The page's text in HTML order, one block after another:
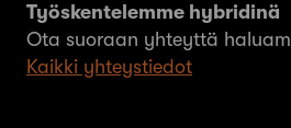
Työskentelemme hybridinä
Ota suoraan yhteyttä
Kaikki yhteystiedot